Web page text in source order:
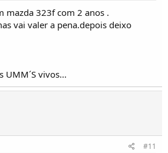
mazda 323f com 2 anos .
vai valer a pena.depois deixo
UMM´S vivos...
#11